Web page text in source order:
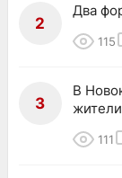
2
Два
115
3
В
111